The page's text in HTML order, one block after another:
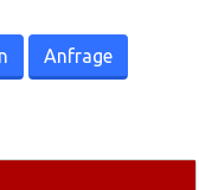
Anfrage